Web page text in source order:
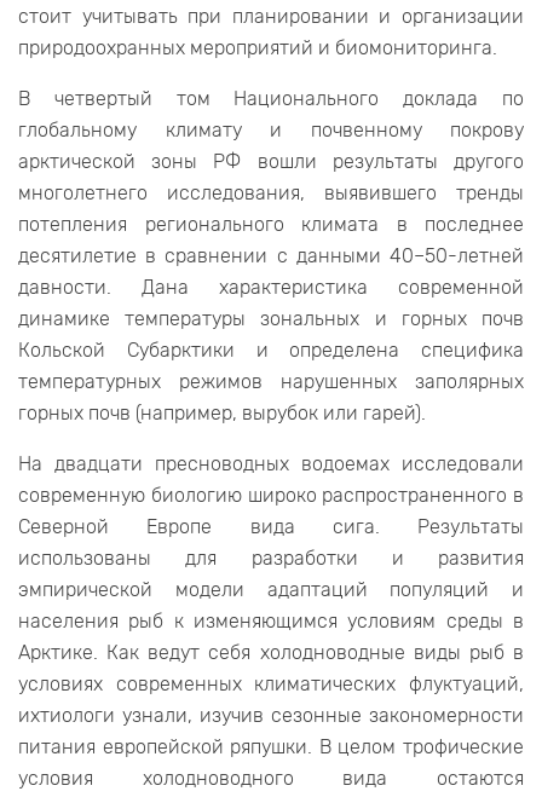
стоит учитывать при планировании и организации
природоохранных мероприятий и биомониторинга.
В четвертый том Национального доклада по
глобальному климату и почвенному покрову
арктической зоны РФ вошли результаты другого
многолетнего исследования, выявившего тренды
потепления регионального климата в последнее
десятилетие в сравнении с данными 40–50-летней
давности. Дана характеристика современной
динамике температуры зональных и горных почв
Кольской Субарктики и определена специфика
температурных режимов нарушенных заполярных
горных почв (например, вырубок или гарей).
На двадцати пресноводных водоемах исследовали
современную биологию широко распространенного в
Северной Европе вида сига. Результаты
использованы для разработки и развития
эмпирической модели адаптаций популяций и
населения рыб к изменяющимся условиям среды в
Арктике. Как ведут себя холодноводные виды рыб в
условиях современных климатических флуктуаций,
ихтиологи узнали, изучив сезонные закономерности
питания европейской ряпушки. В целом трофические
условия холодноводного вида остаются